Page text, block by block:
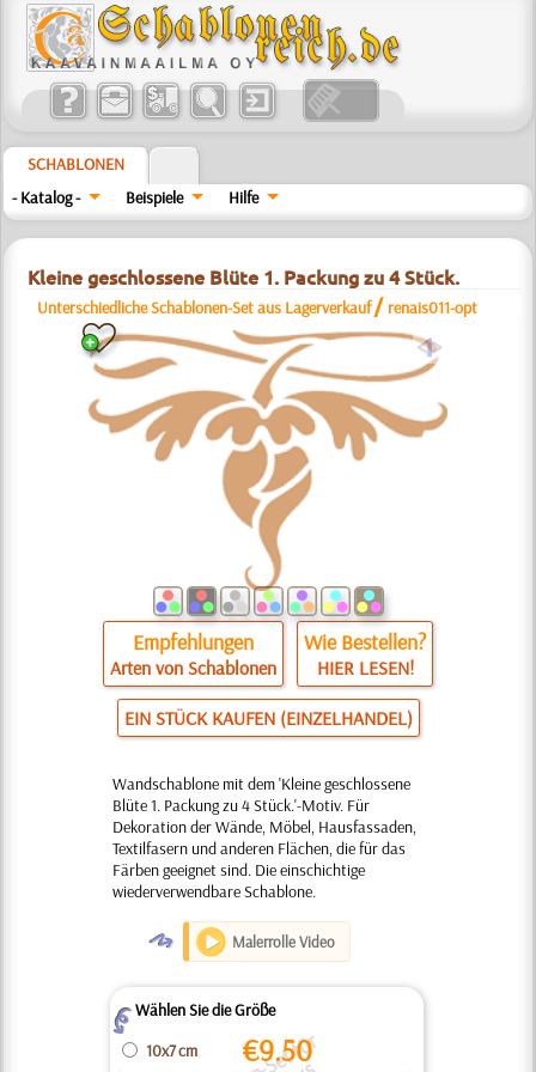
SCHABLONEN
- Katalog -
Beispiele Hilfe
Kleine geschlossene Blüte 1. Packung zu 4 Stück.
Unterschiedliche Schablonen-Set aus Lagerverkauf / renais011-opt
a
Empfehlungen
Arten von Schablonen
Wie Bestellen?
HIER LESEN!
EIN STÜCK KAUFEN (EINZELHANDEL)
Wandschablone mit dem 'Kleine geschlossene
Blüte 1. Packung zu 4 Stück.'-Motiv. Für
Dekoration der Wände, Möbel, Hausfassaden,
Textilfasern und anderen Flächen, die für das
Färben geeignet sind. Die einschichtige
wiederverwendbare Schablone.
O Malerrolle Video
ZWählen Sie die Größe
10x7 cm €9.50